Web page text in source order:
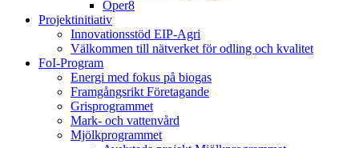
Oper8
Projektinitiativ
Innovationsstöd EIP-Agri
Välkommen till nätverket för odling och kvalitet
FoI-Program
Energi med fokus på biogas
Framgångsrikt Företagande
Grisprogrammet
Mark- och vattenvård
Mjölkprogrammet